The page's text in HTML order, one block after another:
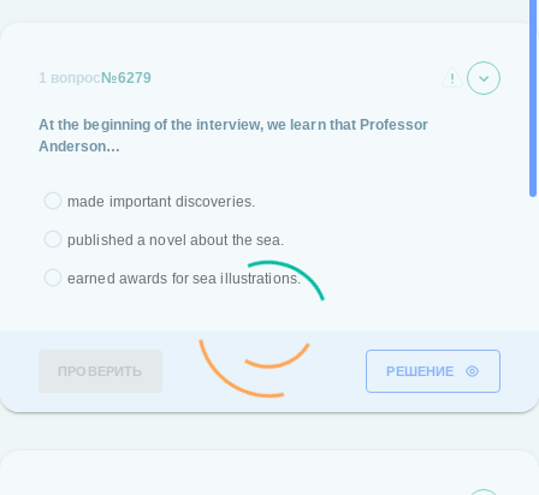
1 вопрос №6279
At the beginning of the interview, we learn that Professor
Anderson…
made important discoveries.
published a novel about the sea.
earned awards for sea illustrations.
ПРОВЕРИТЬ РЕШЕНИЕ